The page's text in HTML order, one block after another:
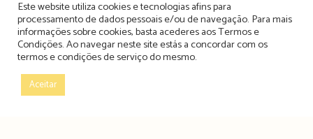
in
a
new
in
a
new
tab
in
a
new
in
a
new
TERMOS, CONDIÇÕES & POLÍTICA DE PRIVACIDADE
ESTATUTO EDITORIAL
POLÍTICA DE PUBLICIDADE E ANÚNCIOS
Este website utiliza cookies e tecnologias afins para
processamento de dados pessoais e/ou de navegação. Para mais
informações sobre cookies, basta acederes aosTermos e
Condições. Ao navegar neste site estás a concordar com os
termos e condições de serviço do mesmo.
Aceitar